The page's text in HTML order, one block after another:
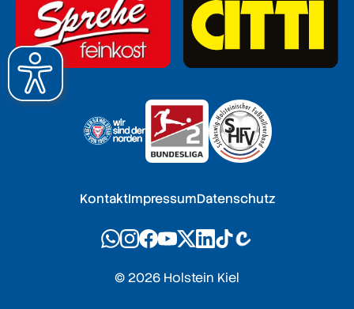
© 2026 Holstein Kiel
KontaktImpressumDatenschutz